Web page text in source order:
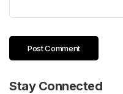
Stay Connected